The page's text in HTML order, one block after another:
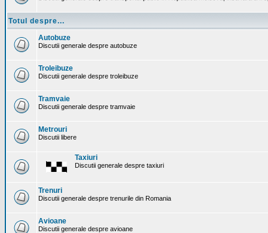
Totul despre...
Autobuze
Discutii generale despre autobuze
Troleibuze
Discutii generale despre troleibuze
Tramvaie
Discutii generale despre tramvaie
Metrouri
Discutii libere
Taxiuri
Discutii generale despre taxiuri
Trenuri
Discutii generale despre trenurile din Romania
Avioane
Discutii generale despre avioane